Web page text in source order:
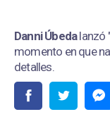
Danni Úbedalanzó
momento en que
detalles.